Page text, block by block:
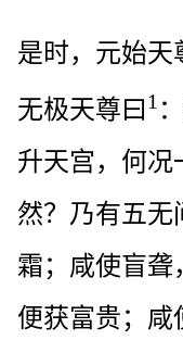
是时，元始天
无极天尊曰 1
升天宫，何况
然？乃有五无
霜；咸使盲聋
便获富贵；咸